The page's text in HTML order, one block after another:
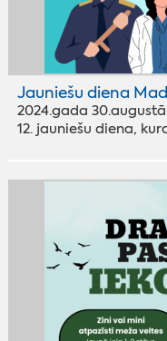
Jauniešu diena
2024.gada
12. jauniešu diena,